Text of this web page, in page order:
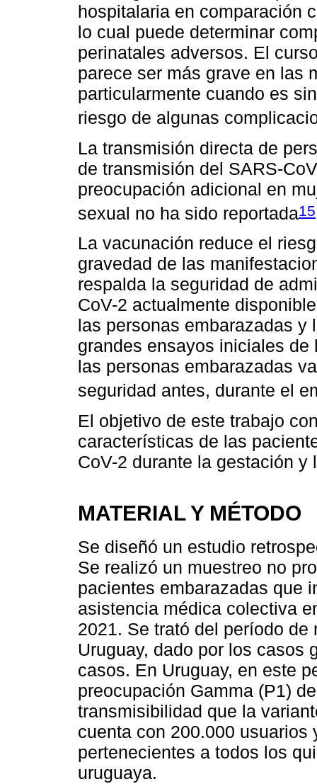
hospitalaria en comparación
lo cual puede determinar
perinatales adversos. El
parece ser más grave en las
particularmente cuando es
riesgo de algunas
La transmisión directa de
de transmisión del SARS-
preocupación adicional en
sexual no ha sido reportada15
La vacunación reduce el
gravedad de las
respalda la seguridad de
CoV-2 actualmente
las personas embarazadas y
grandes ensayos iniciales
las personas embarazadas
seguridad antes, durante el
El objetivo de este trabajo
características de las
CoV-2 durante la gestación
MATERIAL Y MÉTODO
Se diseñó un estudio
Se realizó un muestreo no
pacientes embarazadas que
asistencia médica colectiva
2021. Se trató del período
Uruguay, dado por los casos
casos. En Uruguay, en este
preocupación Gamma (P1)
transmisibilidad que la
cuenta con 200.000 usuarios
pertenecientes a todos los
uruguaya.